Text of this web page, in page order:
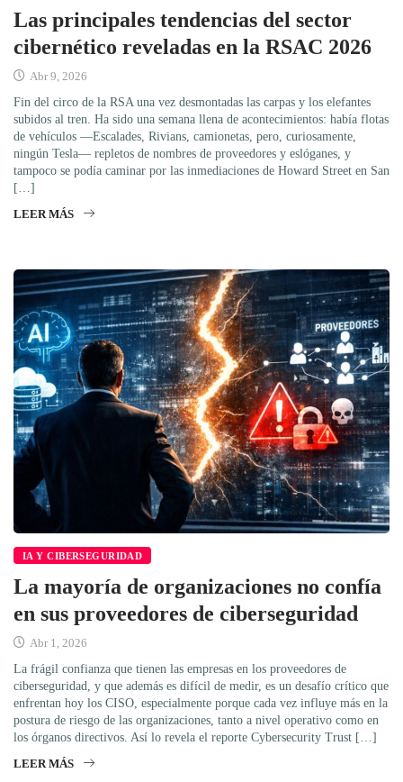
Las principales tendencias del sector
cibernético reveladas en la RSAC 2026
Abr 9, 2026
Fin del circo de la RSA una vez desmontadas las carpas y los elefantes
subidos al tren. Ha sido una semana llena de acontecimientos: había flotas
de vehículos —Escalades, Rivians, camionetas, pero, curiosamente,
ningún Tesla— repletos de nombres de proveedores y eslóganes, y
tampoco se podía caminar por las inmediaciones de Howard Street en San
[…]
LEER MÁS
IA Y CIBERSEGURIDAD
La mayoría de organizaciones no confía
en sus proveedores de ciberseguridad
Abr 1, 2026
La frágil confianza que tienen las empresas en los proveedores de
ciberseguridad, y que además es difícil de medir, es un desafío crítico que
enfrentan hoy los CISO, especialmente porque cada vez influye más en la
postura de riesgo de las organizaciones, tanto a nivel operativo como en
los órganos directivos. Así lo revela el reporte Cybersecurity Trust […]
LEER MÁS